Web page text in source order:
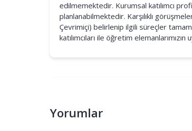
edilmemektedir. Kurumsal katılımcı
planlanabilmektedir. Karşılıklı
Çevrimiçi) belirlenip ilgili süreçler
katılımcıları ile öğretim
Yorumlar